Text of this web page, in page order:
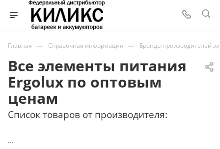
Главная — Справочная информация — Бренды производителей
Все элементы питания
Ergolux по оптовым
ценам
Список товаров от производителя:
...